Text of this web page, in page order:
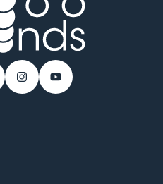
InstagramYoutube